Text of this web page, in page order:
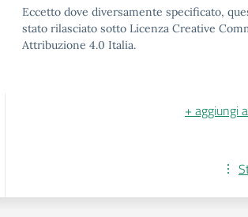
Eccetto dove diversamente specificato,
stato rilasciato sotto Licenza Creative
Attribuzione 4.0 Italia.
+ aggiungi